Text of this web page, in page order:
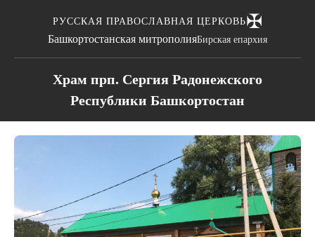
РУССКАЯ ПРАВОСЛАВНАЯ ЦЕРКОВЬ✠
Башкортостанская митрополияБирская епархия
Храм прп. Сергия Радонежского
Республики Башкортостан